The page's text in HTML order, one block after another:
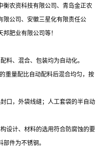
衡农资科技有限公司、青岛金正农
限公司、安徽三星化有限责任公
肥业有限公司等！
、混合、包装均为自动化。
量配比自动配料后混合均匀，按
，外袋线缝；人工套袋的半自动
计、材料的选用符合防腐蚀的要
件为不锈钢。